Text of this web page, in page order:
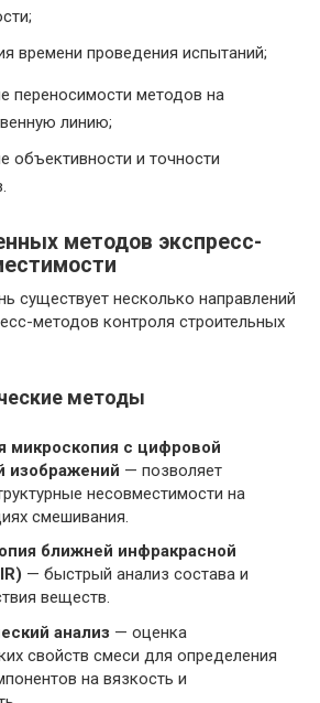
времени проведения испытаний;
переносимости методов на
линию;
объективности и точности
методов экспресс-
существует несколько направлений
методов контроля строительных
методы
микроскопия с цифровой
изображений — позволяет
несовместимости на
смешивания.
ближней инфракрасной
— быстрый анализ состава и
веществ.
анализ — оценка
свойств смеси для определения
на вязкость и